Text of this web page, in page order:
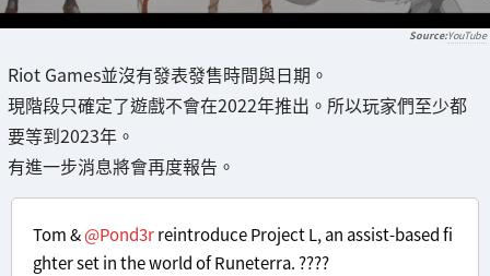
YouTube
Riot Games並沒有發表發售時間與日期。
現階段只確定了遊戲不會在2022年推出。所以玩家們至少都
要等到2023年。
有進一步消息將會再度報告。
Tom &@Pond3rreintroduce Project L, an assist-based fi
ghter set in the world of Runeterra. ????